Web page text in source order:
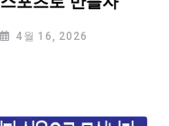
4월 16, 2026